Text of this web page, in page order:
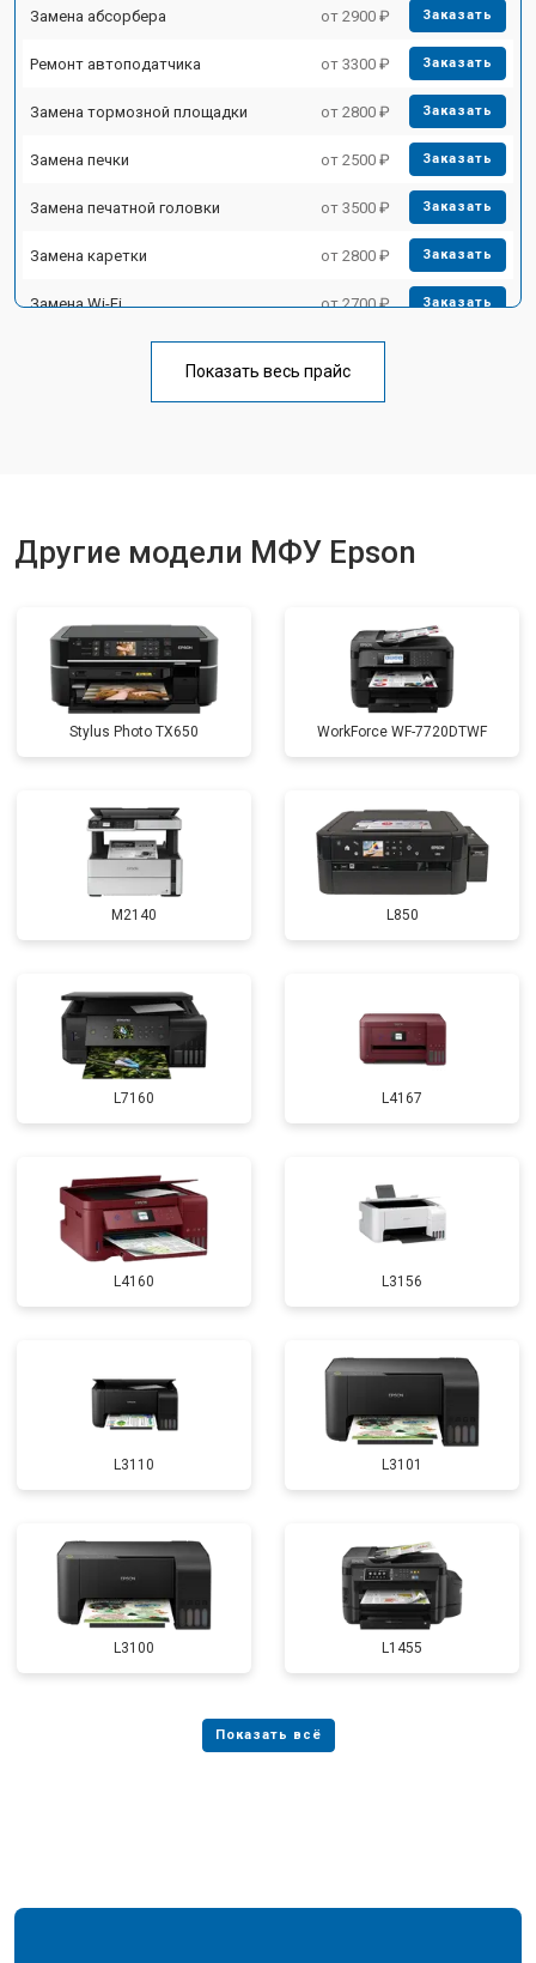
Замена абсорбера от 2900 ₽ Заказать
Ремонт автоподатчика от 3300 ₽ Заказать
Замена тормозной площадки от 2800 ₽ Заказать
Замена печки от 2500 ₽ Заказать
Замена печатной головки от 3500 ₽ Заказать
Замена каретки от 2800 ₽ Заказать
Замена Wi-Fi от 2700 ₽ Заказать
от 3500 ₽
Показать весь прайс
Другие модели МФУ Epson
Stylus Photo TX650 WorkForce WF-7720DTWF
M2140 L850
L7160 L4167
L4160 L3156
L3110 L3101
L3100 L1455